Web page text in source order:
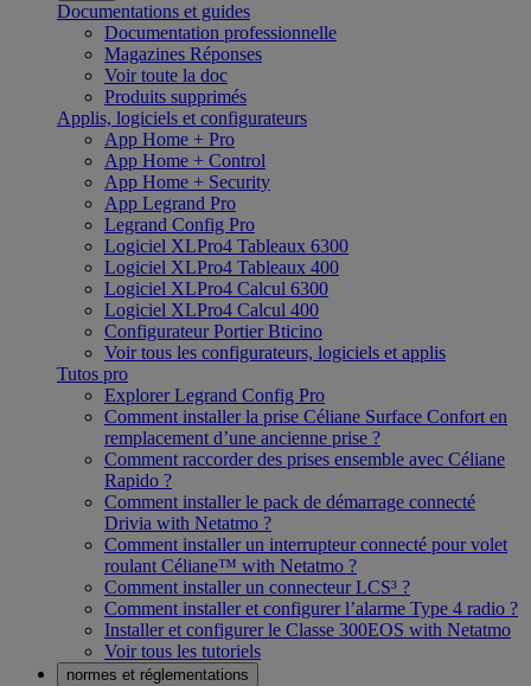
Documentations et guides
Documentation professionnelle
Magazines Réponses
Voir toute la doc
Produits supprimés
Applis, logiciels et configurateurs
App Home + Pro
App Home + Control
App Home + Security
App Legrand Pro
Legrand Config Pro
Logiciel XLPro4 Tableaux 6300
Logiciel XLPro4 Tableaux 400
Logiciel XLPro4 Calcul 6300
Logiciel XLPro4 Calcul 400
Configurateur Portier Bticino
Voir tous les configurateurs, logiciels et applis
Tutos pro
Explorer Legrand Config Pro
Comment installer la prise Céliane Surface Confort en
remplacement d’une ancienne prise ?
Comment raccorder des prises ensemble avec Céliane
Rapido ?
Comment installer le pack de démarrage connecté
Drivia with Netatmo ?
Comment installer un interrupteur connecté pour volet
roulant Céliane™ with Netatmo ?
Comment installer un connecteur LCS³ ?
Comment installer et configurer l’alarme Type 4 radio ?
Installer et configurer le Classe 300EOS with Netatmo
Voir tous les tutoriels
normes et réglementations